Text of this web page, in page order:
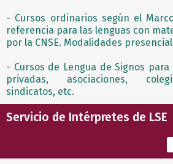
- Cursos ordinarios según el
referencia para las lenguas con
por la CNSE. Modalidades
- Cursos de Lengua de Signos
privadas, asociaciones,
sindicatos, etc.
Servicio de Intérpretes de LSE